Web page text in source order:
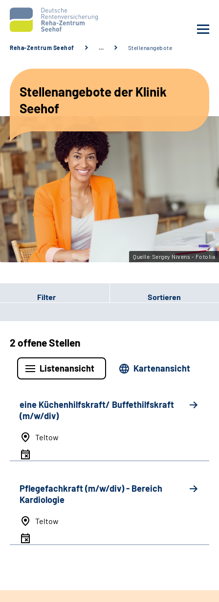
Unsere Angebote
Karriere
Sozialdienste & Zuweisende
Suche
Leichte Sprache
Gebärdensprache
Reha-Zentrum Seehof … Stellenangebote
Stellenangebote der Klinik
Seehof
Quelle:Sergey Nivens - Fotolia
Filter Sortieren
2 offene Stellen
Listenansicht Kartenansicht
eine Küchenhilfskraft/ Buffethilfskraft
(m/w/div)
Teltow
Pflegefachkraft (m/w/div) - Bereich
Kardiologie
Teltow